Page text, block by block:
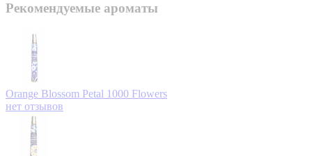
Рекомендуемые ароматы
Orange Blossom Petal 1000 Flowers
нет отзывов